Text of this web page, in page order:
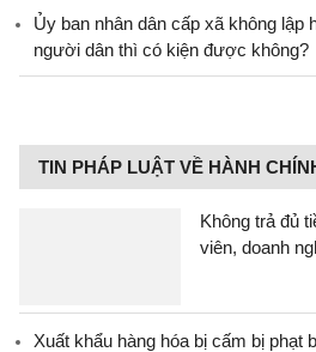
Ủy ban nhân dân cấp xã không lập
người dân thì có kiện được không?
TIN PHÁP LUẬT VỀ HÀNH
Không trả đủ
viên, doanh
Xuất khẩu hàng hóa bị cấm bị phạt